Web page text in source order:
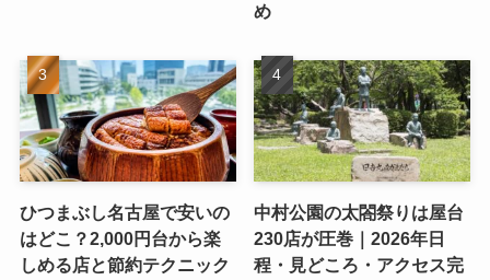
め
ひつまぶし名古屋で安いの
はどこ？2,000円台から楽
しめる店と節約テクニック
中村公園の太閤祭りは屋台
230店が圧巻｜2026年日
程・見どころ・アクセス完